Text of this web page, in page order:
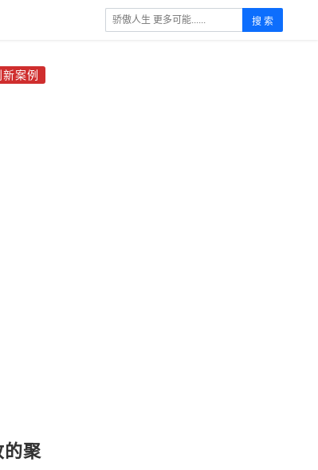
搜 索
新案例
聚